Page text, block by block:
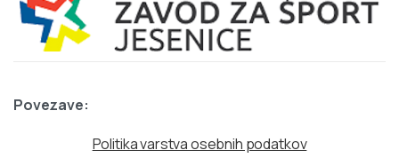
Povezave:
Politika varstva osebnih podatkov